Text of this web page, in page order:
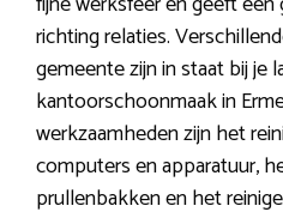
richting relaties.
gemeente zijn in staat bij je
kantoorschoonmaak in
werkzaamheden zijn het
computers en apparatuur,
prullenbakken en het